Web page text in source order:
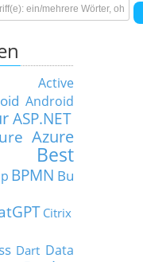
Active
Android
ASP.NET
Azure
Best
BPMN Bu
Citrix
Dart Data